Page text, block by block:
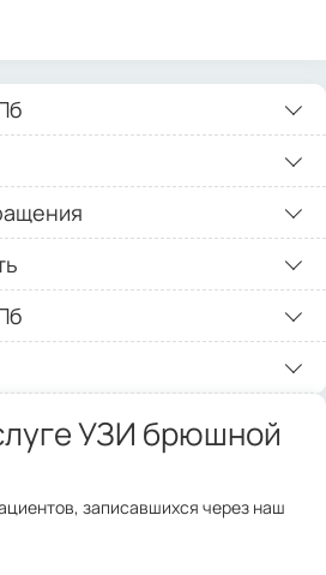
УЗИ брюшной
записавшихся через наш